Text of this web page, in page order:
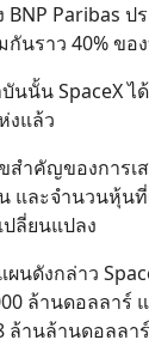
Paribas ป
กันราว 40% ขอ
นนั้น SpaceX ไ
งแล้ว
สำคัญของการเ
และจำนวนหุ้น
ลี่ยนแปลง
นดังกล่าว
ล้านดอลลาร์
ล้านล้านดอลลาร์